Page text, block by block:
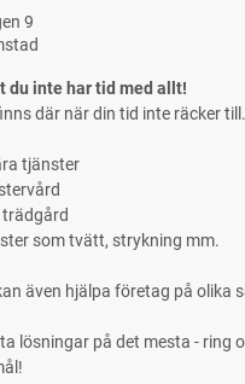
9
du inte har tid med allt!
där när din tid inte räcker till.
tjänster
som tvätt, strykning mm.
även hjälpa företag på olika
lösningar på det mesta - ring